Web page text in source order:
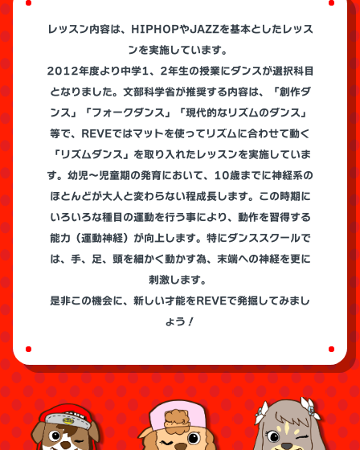
レッスン内容は、HIPHOPやJAZZを基本としたレッス
ンを実施しています。
2012年度より中学1、2年生の授業にダンスが選択科目
となりました。文部科学省が推奨する内容は、「創作ダ
ンス」「フォークダンス」「現代的なリズムのダンス」
等で、REVEではマットを使ってリズムに合わせて動く
「リズムダンス」を取り入れたレッスンを実施していま
す。幼児～児童期の発育において、10歳までに神経系の
ほとんどが大人と変わらない程成長します。この時期に
いろいろな種目の運動を行う事により、動作を習得する
能力（運動神経）が向上します。特にダンススクールで
は、手、足、頭を細かく動かす為、末端への神経を更に
刺激します。
是非この機会に、新しい才能をREVEで発掘してみまし
ょう！